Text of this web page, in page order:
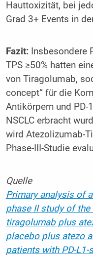
Hauttoxizität, bei
Grad 3+ Events in
Fazit:Insbesondere
TPS ≥50% hatten
von Tiragolumab,
concept“ für die
Antikörpern und PD-
NSCLC erbracht
wird Atezolizumab-
Phase-III-Studie
Quelle
Primary analysis of
phase II study of the
tiragolumab plus
placebo plus atezo
patients with PD-L1-